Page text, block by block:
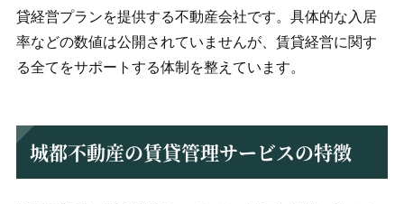
貸経営プランを提供する不動産会社です。具体的な入居
率などの数値は公開されていませんが、賃貸経営に関す
る全てをサポートする体制を整えています。
城都不動産の賃貸管理サービスの特徴